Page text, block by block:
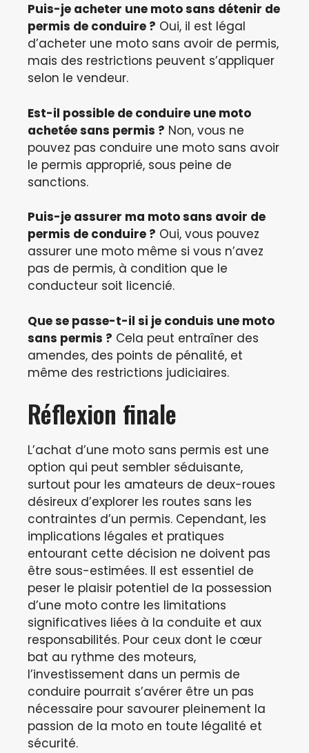
Puis-je acheter une moto sans détenir de
permis de conduire ? Oui, il est légal
d’acheter une moto sans avoir de permis,
mais des restrictions peuvent s’appliquer
selon le vendeur.
Est-il possible de conduire une moto
achetée sans permis ? Non, vous ne
pouvez pas conduire une moto sans avoir
le permis approprié, sous peine de
sanctions.
Puis-je assurer ma moto sans avoir de
permis de conduire ? Oui, vous pouvez
assurer une moto même si vous n’avez
pas de permis, à condition que le
conducteur soit licencié.
Que se passe-t-il si je conduis une moto
sans permis ? Cela peut entraîner des
amendes, des points de pénalité, et
même des restrictions judiciaires.
Réflexion finale
L’achat d’une moto sans permis est une
option qui peut sembler séduisante,
surtout pour les amateurs de deux-roues
désireux d’explorer les routes sans les
contraintes d’un permis. Cependant, les
implications légales et pratiques
entourant cette décision ne doivent pas
être sous-estimées. Il est essentiel de
peser le plaisir potentiel de la possession
d’une moto contre les limitations
significatives liées à la conduite et aux
responsabilités. Pour ceux dont le cœur
bat au rythme des moteurs,
l’investissement dans un permis de
conduire pourrait s’avérer être un pas
nécessaire pour savourer pleinement la
passion de la moto en toute légalité et
sécurité.